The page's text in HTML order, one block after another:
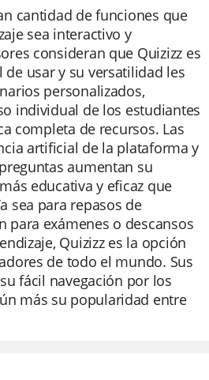
cantidad de funciones que
sea interactivo y
consideran que Quizizz es
usar y su versatilidad les
personalizados,
individual de los estudiantes
completa de recursos. Las
artificial de la plataforma y
aumentan su
educativa y eficaz que
sea para repasos de
para exámenes o descansos
Quizizz es la opción
de todo el mundo. Sus
fácil navegación por los
más su popularidad entre